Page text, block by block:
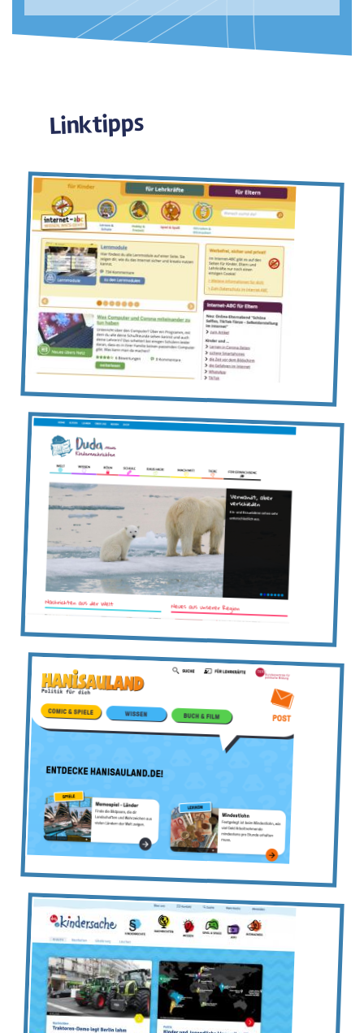
Linktipps